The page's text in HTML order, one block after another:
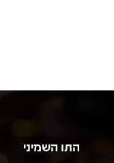
התו השמיני